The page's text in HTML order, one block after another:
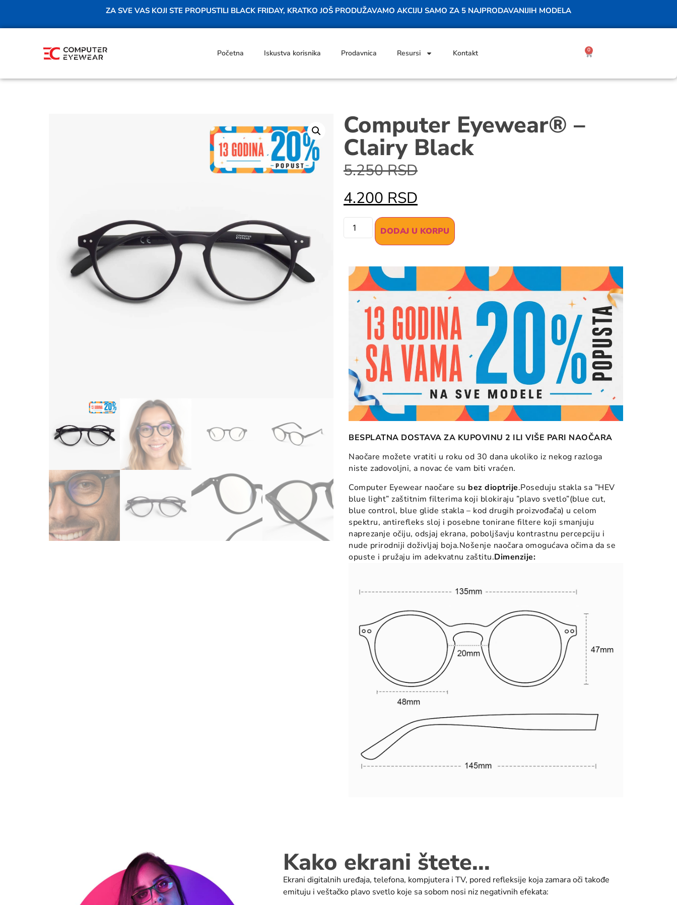
ZA SVE VAS KOJI STE PROPUSTILI BLACK FRIDAY, KRATKO JOŠ PRODUŽAVAMO AKCIJU SAMO ZA 5 NAJPRODAVANIJIH MODELA
Početna Iskustva korisnika Prodavnica Resursi Kontakt 0
Computer Eyewear® –
Clairy Black
5.250RSD
4.200RSD
DODAJ U KORPU
BESPLATNA DOSTAVA ZA KUPOVINU 2 ILI VIŠE PARI NAOČARA
Naočare možete vratiti u roku od 30 dana ukoliko iz nekog razloga
niste zadovoljni, a novac će vam biti vraćen.
Computer Eyewear naočare su bez dioptrije.Poseduju stakla sa ”HEV
blue light” zaštitnim filterima koji blokiraju ”plavo svetlo”(blue cut,
blue control, blue glide stakla – kod drugih proizvođača) u celom
spektru, antirefleks sloj i posebne tonirane filtere koji smanjuju
naprezanje očiju, odsjaj ekrana, poboljšavju kontrastnu percepciju i
nude prirodniji doživljaj boja.Nošenje naočara omogućava očima da se
opuste i pružaju im adekvatnu zaštitu.Dimenzije:
Kako ekrani štete...
Ekrani digitalnih uređaja, telefona, kompjutera i TV, pored refleksije koja zamara oči takođe
emituju i veštačko plavo svetlo koje sa sobom nosi niz negativnih efekata: